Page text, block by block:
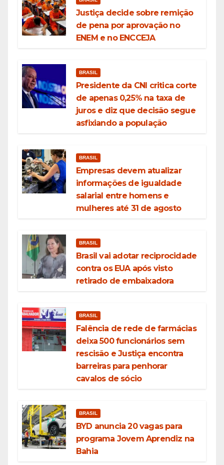
Justiça decide sobre remição
de pena por aprovação no
ENEM e no ENCCEJA
BRASIL
Presidente da CNI critica corte
de apenas 0,25% na taxa de
juros e diz que decisão segue
asfixiando a população
BRASIL
Empresas devem atualizar
informações de igualdade
salarial entre homens e
mulheres até 31 de agosto
BRASIL
Brasil vai adotar reciprocidade
contra os EUA após visto
retirado de embaixadora
BRASIL
Falência de rede de farmácias
deixa 500 funcionários sem
rescisão e Justiça encontra
barreiras para penhorar
cavalos de sócio
BRASIL
BYD anuncia 20 vagas para
programa Jovem Aprendiz na
Bahia